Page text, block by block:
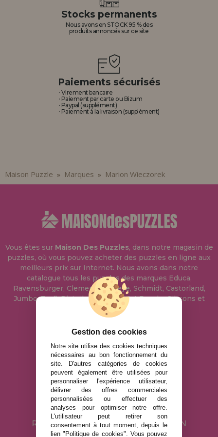
ENREGISTREMENT DISTRIBUTEUR
Stocks permanents
Nous avons en STOCK 95 % des
produits annoncés sur ce site
Paiements sécurisés
· Virement bancaire
· Paiement par carte ou Bizum
· Paypal (supplément)
· Paiement à la livraison (supplément)
Maison Puzzle » Marques » Marion Wieczorek
Vous êtes sur Maison Des Puzzles, dans notre magasin de
puzzles, où vous pouvez acheter des puzzles en ligne aux
meilleurs prix sur Internet. Nous avons dans notre
catalogue tous les puzzles des marques Educa,
Ravensburger, Clementoni, Heye, Schmidt, Castorland,
Jumbo, Trefl, Piatnik, Anatolian, Art Puzzle, Gibsons et
bien d'autres.
info@maisondespuzzles.fr
MENTIONS LÉGALES
POLITIQUE DE CONFIDENTIALITÉ
POLITIQUE DE COOKIES
LIVRAISON ET RETOUR
RETOURS / DROIT DE RÉTRACTATION
Gestion des cookies
Notre site utilise des cookies techniques
nécessaires au bon fonctionnement du
site. D'autres catégories de cookies
peuvent également être utilisées pour
personnaliser l'expérience utilisateur,
délivrer des offres commerciales
personnalisées ou effectuer des
analyses pour optimiser notre offre.
L'utilisateur peut retirer son
consentement à tout moment, depuis le
lien "Politique de cookies". Vous pouvez